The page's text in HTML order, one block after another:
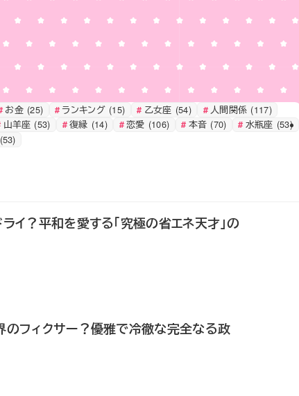
お金 (25) ランキング (15) 乙女座 (54) 人間関係 (117)
山羊座 (53) 復縁 (14) 恋愛 (106) 本音 (70) 水瓶座 (53)
(53)
イ？平和を愛する「究極の省エネ天才」の
のフィクサー？優雅で冷徹な完全なる政